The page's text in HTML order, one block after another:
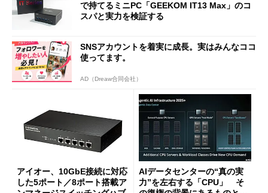
で持てるミニPC「GEEKOM IT13 Max」のコ
スパと実力を検証する
SNSアカウントを着実に成長。実はみんなココ
使ってます。
AD（Dreaw合同会社）
アイオー、10GbE接続に対応
した5ポート／8ポート搭載ア
AIデータセンターの“真の実
力”を左右する「CPU」 そ